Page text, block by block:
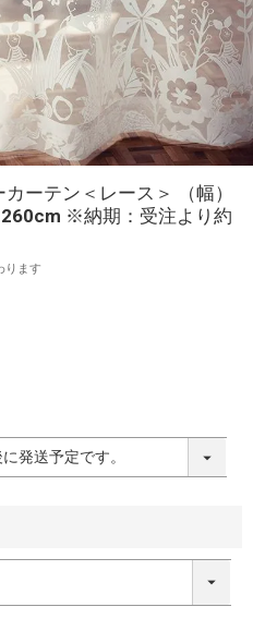
ーテン＜レース＞ （幅）
※納期：受注より約
ります